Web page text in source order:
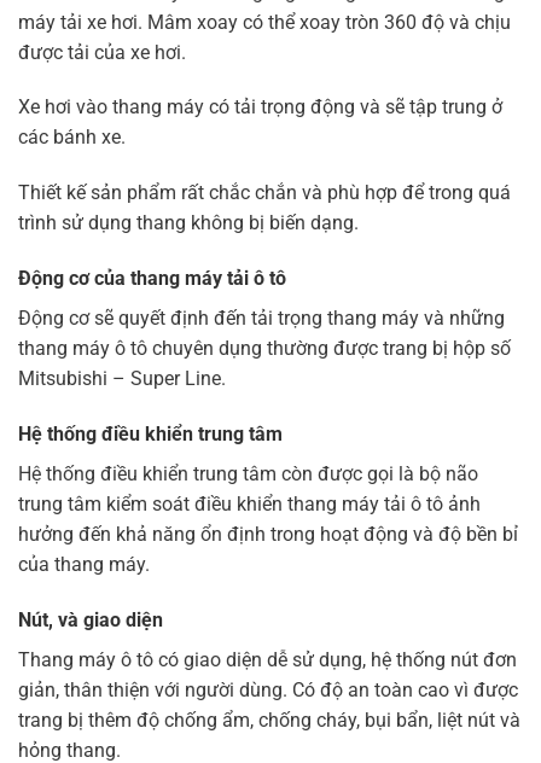
máy tải xe hơi. Mâm xoay có thể xoay tròn 360 độ và chịu
được tải của xe hơi.
Xe hơi vào thang máy có tải trọng động và sẽ tập trung ở
các bánh xe.
Thiết kế sản phẩm rất chắc chắn và phù hợp để trong quá
trình sử dụng thang không bị biến dạng.
Động cơ của thang máy tải ô tô
Động cơ sẽ quyết định đến tải trọng thang máy và những
thang máy ô tô chuyên dụng thường được trang bị hộp số
Mitsubishi – Super Line.
Hệ thống điều khiển trung tâm
Hệ thống điều khiển trung tâm còn được gọi là bộ não
trung tâm kiểm soát điều khiển thang máy tải ô tô ảnh
hưởng đến khả năng ổn định trong hoạt động và độ bền bỉ
của thang máy.
Nút, và giao diện
Thang máy ô tô có giao diện dễ sử dụng, hệ thống nút đơn
giản, thân thiện với người dùng. Có độ an toàn cao vì được
trang bị thêm độ chống ẩm, chống cháy, bụi bẩn, liệt nút và
hỏng thang.